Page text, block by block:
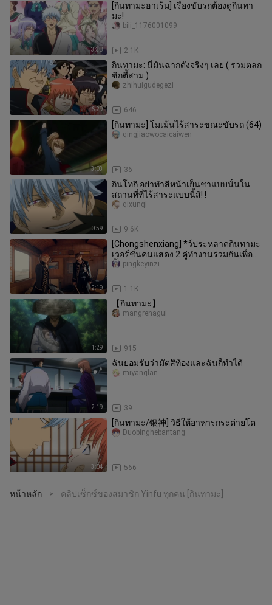
3:38
[กินทามะฮาเร็ม] เรื่องขับรถต้องดูกินทา
มะ!
2.1K
bili_1176001099
6:29
กินทามะ: นี่มันฉากดังจริงๆ เลย ( รวมตลก
ซิกตี้สาม )
646
zhihuigudegezi
3:03
[กินทามะ] โมเม้นไร้สาระขณะขับรถ (64)
36
qingjiaowocaicaiwen
0:59
กินโทกิ อย่าทำสีหน้าเย็นชาแบบนั้นใน
สถานที่ที่ไร้สาระแบบนี้สิ! !
9.6K
qixunqi
2:19
[Chongshenxiang] *ว์ประหลาดกินทามะ
เวอร์ชั่นคนแสดง 2 คู่ทำงานร่วมกันเพื่อส่ง
น้ำตาลและความร่วมมือโดย
1.1K
pingkeyinzi
1:29
【กินทามะ】
915
mangrenagui
2:19
ฉันยอมรับว่ามัตสึท้องและฉันก็ทำได้
39
miyanglan
3:04
[กินทามะ/银神] วิธีให้อาหารกระต่ายโต
566
Duobinghebantang
หน้าหลัก > คลิปเซ็กซ์ของสมาชิก Yinfu ทุกคน [กินทามะ]